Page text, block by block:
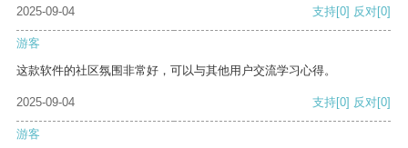
2025-09-04 支持[0] 反对[0]
游客
这款软件的社区氛围非常好，可以与其他用户交流学习心得。
2025-09-04 支持[0] 反对[0]
游客